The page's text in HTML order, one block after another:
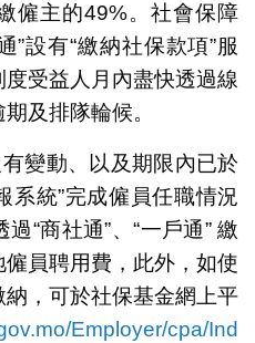
僱主的49%。社會保障
”設有“繳納社保款項”服
受益人月內盡快透過線
及排隊輪候。
變動、以及期限內已於
系統”完成僱員任職情況
“商社通”、“一戶通” 繳
員聘用費，此外，如使
，可於社保基金網上平
Employer/cpa/Ind